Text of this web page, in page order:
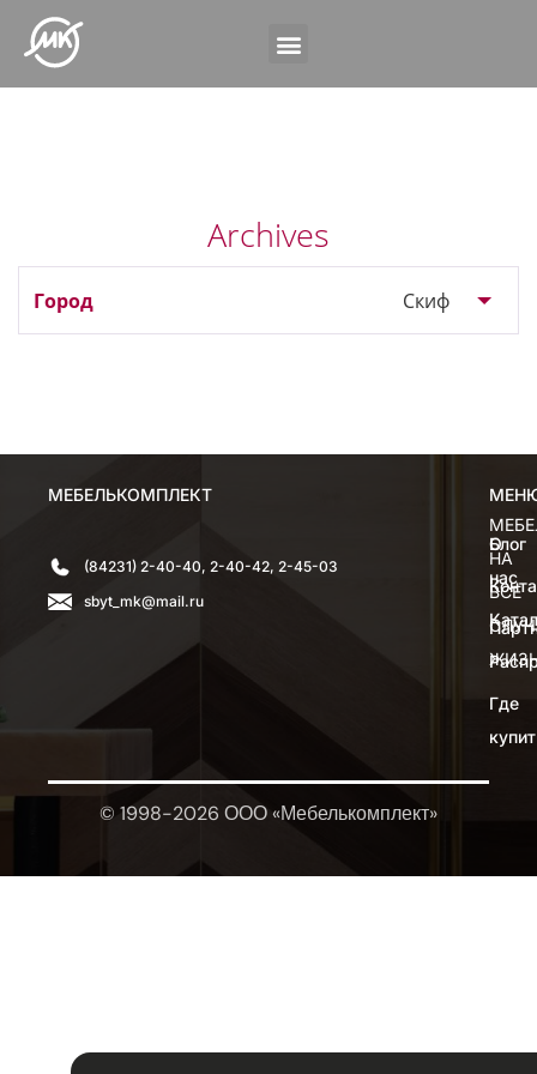
Archives
Скиф
МЕБЕЛЬКОМПЛЕКТ
(84231) 2-40-40, 2-40-42, 2-45-03
sbyt_mk@mail.ru
О
нас
Где
Блог
НА
ВСЕ
© 1998-2026 ООО «Мебелькомплект»